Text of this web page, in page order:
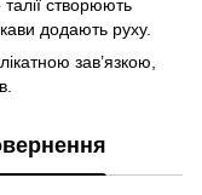
створюють
додають руху.
зав’язкою,